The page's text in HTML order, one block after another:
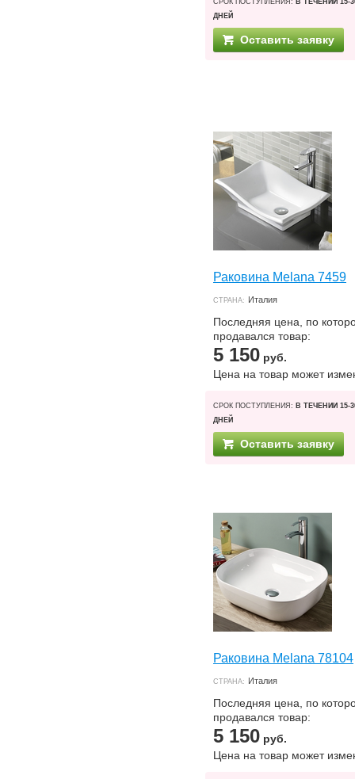
СРОК ПОСТУПЛЕНИЯ: В ТЕЧЕНИИ 15-
ДНЕЙ
Оставить заявку
Раковина Melana 7459
СТРАНА: Италия
Последняя цена, по
продавался товар:
5 150 руб.
Цена на товар может
СРОК ПОСТУПЛЕНИЯ: В ТЕЧЕНИИ 15-
ДНЕЙ
Оставить заявку
Раковина Melana 78104
СТРАНА: Италия
Последняя цена, по
продавался товар:
5 150 руб.
Цена на товар может